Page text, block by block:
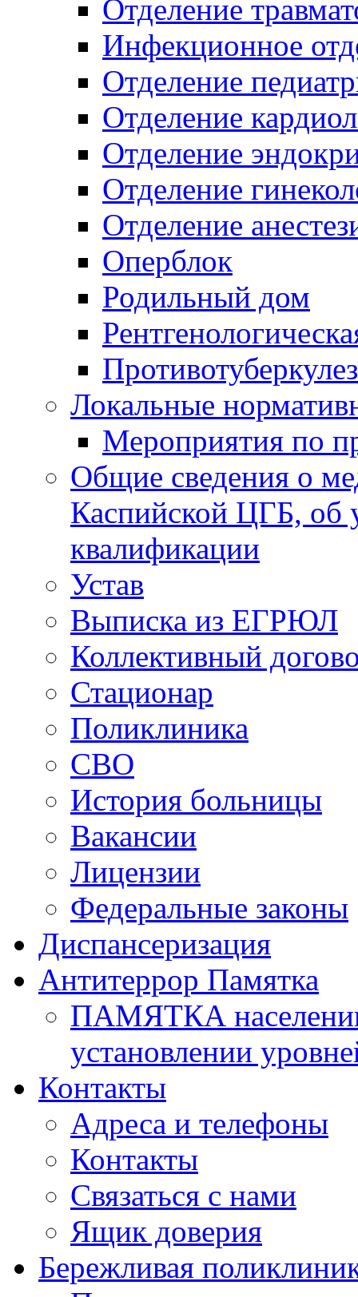
Отделение
Инфекционное
Отделение
Отделение
Отделение
Отделение
Отделение
Оперблок
Родильный дом
Локальные
Мероприятия по
Общие сведения о
Каспийской ЦГБ, об
квалификации
Устав
Выписка из ЕГРЮЛ
Коллективный
Стационар
Поликлиника
СВО
История больницы
Вакансии
Лицензии
Федеральные законы
Диспансеризация
Антитеррор Памятка
ПАМЯТКА
установлении
Контакты
Адреса и телефоны
Контакты
Связаться с нами
Ящик доверия
Бережливая